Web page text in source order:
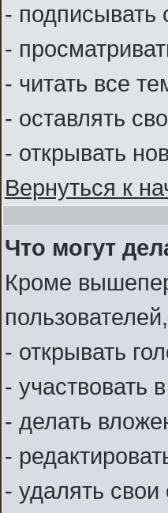
- подписывать
-
- читать все
- оставлять
- открывать
Вернуться к
Что могут
Кроме
- открывать
- участвовать
- делать
-
- удалять